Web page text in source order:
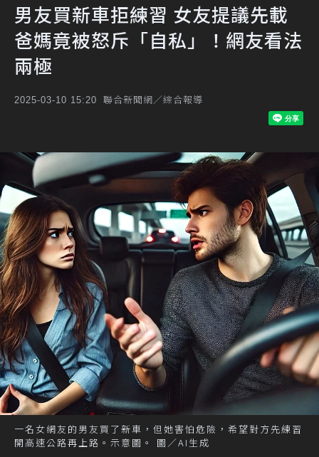
男友買新車拒練習 女友提議先載
爸媽竟被怒斥「自私」！網友看法
兩極
2025-03-10 15:20 聯合新聞網／綜合報導
一名女網友的男友買了新車，但她害怕危險，希望對方先練習
開高速公路再上路。示意圖。 圖／AI生成